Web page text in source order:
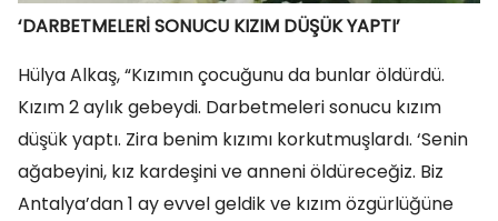
‘DARBETMELERİ SONUCU KIZIM DÜŞÜK YAPTI’
Hülya Alkaş, “Kızımın çocuğunu da bunlar öldürdü.
Kızım 2 aylık gebeydi. Darbetmeleri sonucu kızım
düşük yaptı. Zira benim kızımı korkutmuşlardı. ‘Senin
ağabeyini, kız kardeşini ve anneni öldüreceğiz. Biz
Antalya’dan 1 ay evvel geldik ve kızım özgürlüğüne